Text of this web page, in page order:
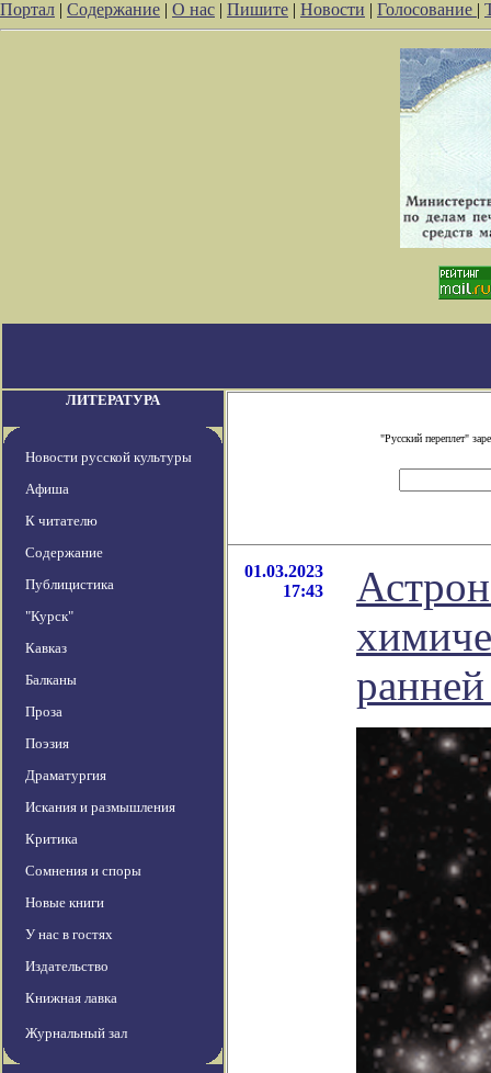
Портал | Содержание | О нас | Пишите | Новости | Голосование |
ЛИТЕРАТУРА
Новости русской культуры
Афиша
К читателю
Содержание
Публицистика
"Курск"
Кавказ
Балканы
Проза
Поэзия
Драматургия
Искания и размышления
Критика
Сомнения и споры
Новые книги
У нас в гостях
Издательство
Книжная лавка
Журнальный зал
"Русский переплет"
01.03.2023
17:43